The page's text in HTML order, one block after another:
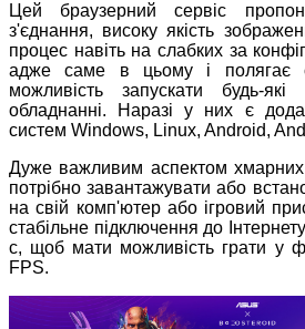
Цей браузерний сервіс
з'єднання, високу якість
процес навіть на слабких за
адже саме в цьому і полягає
можливість запускати будь-
обладнанні. Наразі у них є
систем Windows, Linux, Android,
Дуже важливим аспектом
потрібно завантажувати або
на свій комп'ютер або ігровий
стабільне підключення до
с, щоб мати можливість грати у
FPS.